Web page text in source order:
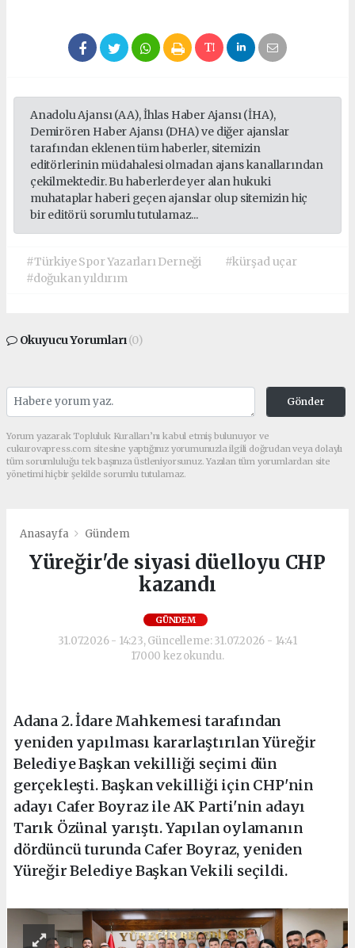
Anadolu Ajansı (AA), İhlas Haber Ajansı (İHA),
Demirören Haber Ajansı (DHA) ve diğer ajanslar
tarafından eklenen tüm haberler, sitemizin
editörlerinin müdahalesi olmadan ajans kanallarından
çekilmektedir. Bu haberlerde yer alan hukuki
muhataplar haberi geçen ajanslar olup sitemizin hiç
bir editörü sorumlu tutulamaz...
#Türkiye Spor Yazarları Derneği
#kürşad uçar
#doğukan yıldırım
Okuyucu Yorumları(0)
Gönder
Yorum yazarak Topluluk Kuralları’nı kabul etmiş bulunuyor ve
cukurovapress.com sitesine yaptığınız yorumunuzla ilgili doğrudan veya dolaylı
tüm sorumluluğu tek başınıza üstleniyorsunuz. Yazılan tüm yorumlardan site
yönetimi hiçbir şekilde sorumlu tutulamaz.
Anasayfa Gündem
Yüreğir'de siyasi düelloyu CHP
kazandı
GÜNDEM
31.07.2026 - 14:23, Güncelleme: 31.07.2026 - 14:41
17000 kez okundu.
Adana 2. İdare Mahkemesi tarafından
yeniden yapılması kararlaştırılan Yüreğir
Belediye Başkan vekilliği seçimi dün
gerçekleşti. Başkan vekilliği için CHP'nin
adayı Cafer Boyraz ile AK Parti'nin adayı
Tarık Özünal yarıştı. Yapılan oylamanın
dördüncü turunda Cafer Boyraz, yeniden
Yüreğir Belediye Başkan Vekili seçildi.